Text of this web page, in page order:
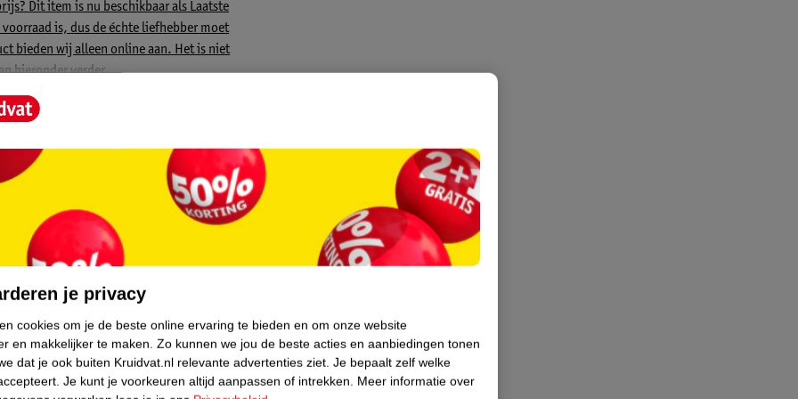
Dit item is nu beschikbaar als Laatste
is, dus de échte liefhebber moet
bieden wij alleen online aan. Het is niet
hieronder verder.
vanaf de geboorte tot 15 kg per
van vier wielen met vering en een rem.
in verschillende posities. Daarnaast
met zachte schouderpads en een
op te bergen is de buggy voorzien van
om de kleintjes warm te houden.
je privacy
cookies om je de beste online ervaring te bieden en om onze website
en makkelijker te maken. Zo kunnen we jou de beste acties en aanbiedingen tonen
dat je ook buiten Kruidvat.nl relevante advertenties ziet. Je bepaalt zelf welke
Je kunt je voorkeuren altijd aanpassen of intrekken. Meer informatie over